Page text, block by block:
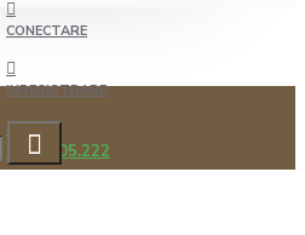
CONECTARE
INREGISTRARE
0722.505.222